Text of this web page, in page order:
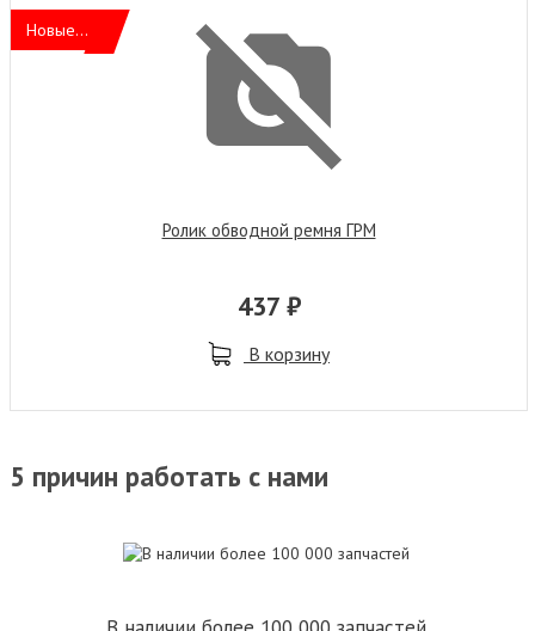
Новые...
Ролик обводной ремня ГРМ
437 ₽
В корзину
5 причин работать с нами